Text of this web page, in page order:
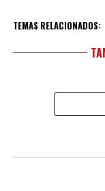
TEMAS RELACIONADOS: